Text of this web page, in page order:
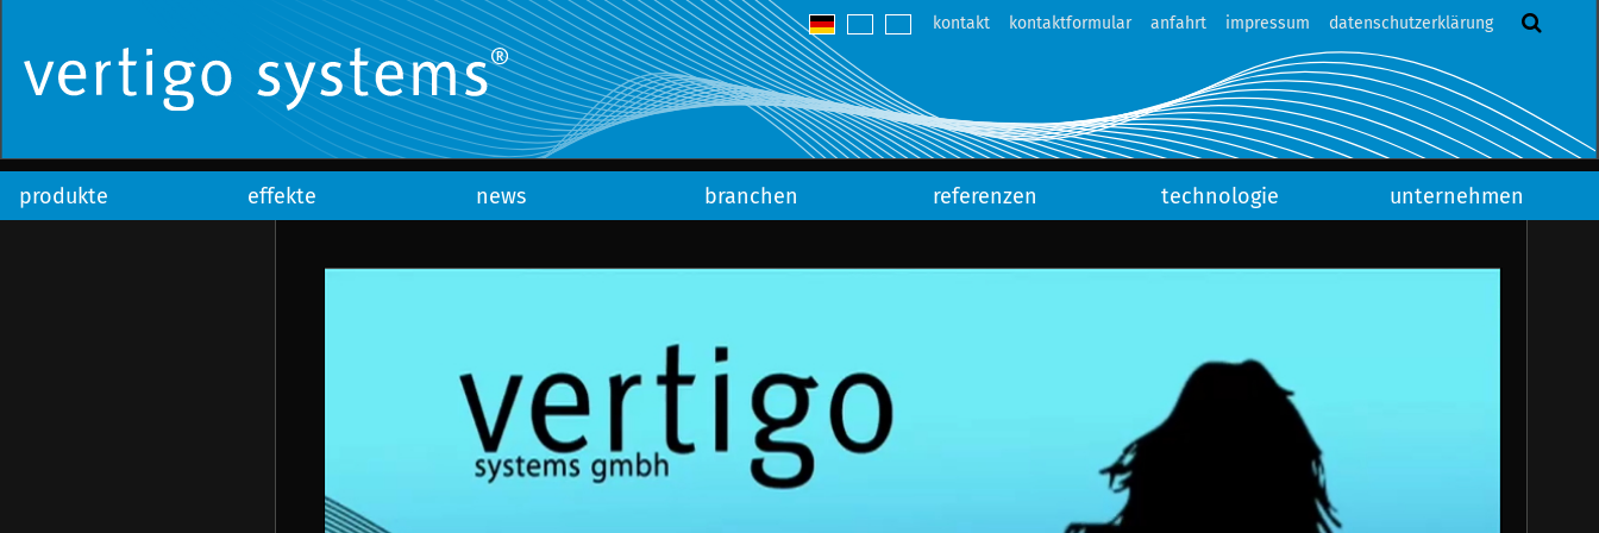
kontakt kontaktformular anfahrt impressum datenschutzerklärung
produkte effekte news branchen referenzen technologie unternehmen